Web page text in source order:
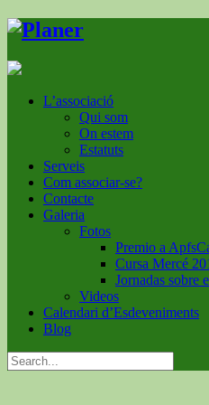
L’associació
Qui som
On estem
Estatuts
Serveis
Com associar-se?
Contacte
Galeria
Fotos
Premio a
Cursa Mercé
Jornadas sobre
Videos
Calendari d’Esdeveniments
Blog